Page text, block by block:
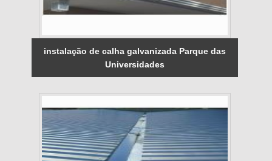
instalação de calha galvanizada Parque das
Universidades